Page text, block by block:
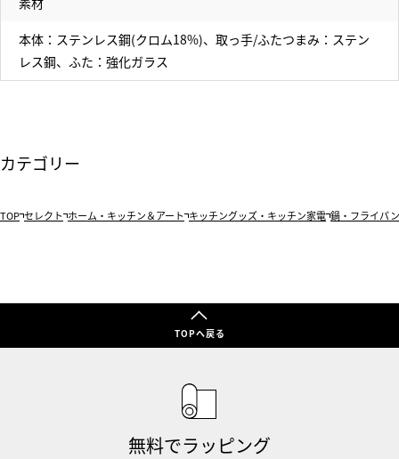
本体：ステンレス鋼(クロム18%)、取っ手/ふたつまみ：ステン
レス鋼、ふた：強化ガラス
カテゴリー
TOP セレクト ホーム・キッチン＆アート キッチングッズ・キッチン家電 鍋・フライパン
TOPへ戻る
無料でラッピング